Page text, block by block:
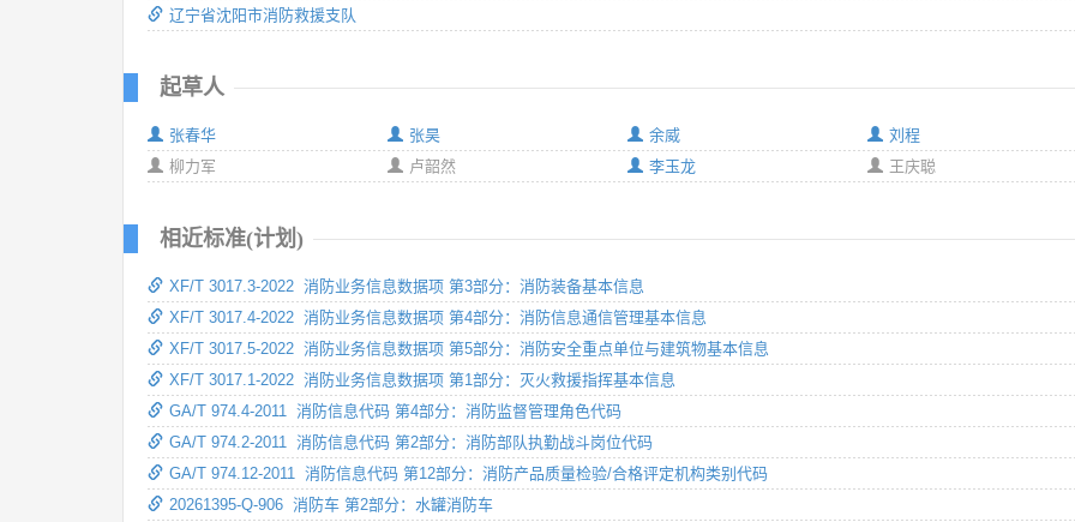
辽宁省沈阳市消防救援支队
起草人
张春华
张昊
柳力军
卢韶然
余威
刘程
李玉龙
王庆聪
相近标准(计划)
XF/T 3017.3-2022 消防业务信息数据项 第3部分：消防装备基本信息
XF/T 3017.4-2022 消防业务信息数据项 第4部分：消防信息通信管理基本信息
XF/T 3017.5-2022 消防业务信息数据项 第5部分：消防安全重点单位与建筑物基本信息
XF/T 3017.1-2022 消防业务信息数据项 第1部分：灭火救援指挥基本信息
GA/T 974.4-2011 消防信息代码 第4部分：消防监督管理角色代码
GA/T 974.2-2011 消防信息代码 第2部分：消防部队执勤战斗岗位代码
GA/T 974.12-2011 消防信息代码 第12部分：消防产品质量检验/合格评定机构类别代码
20261395-Q-906 消防车 第2部分：水罐消防车